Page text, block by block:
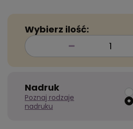
Wybierz ilość:
Nadruk
Poznaj rodzaje
nadruku